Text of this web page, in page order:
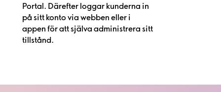
Portal. Därefter loggar kunderna in
på sitt konto via webben eller i
appen för att själva administrera sitt
tillstånd.